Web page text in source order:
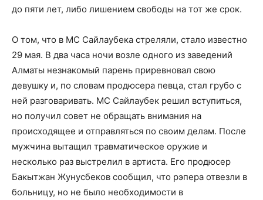
до пяти лет, либо лишением свободы на тот же срок.
О том, что в МС Сайлаубека стреляли, стало известно
29 мая. В два часа ночи возле одного из заведений
Алматы незнакомый парень приревновал свою
девушку и, по словам продюсера певца, стал грубо с
ней разговаривать. МС Сайлаубек решил вступиться,
но получил совет не обращать внимания на
происходящее и отправляться по своим делам. После
мужчина вытащил травматическое оружие и
несколько раз выстрелил в артиста. Его продюсер
Бакытжан Жунусбеков сообщил, что рэпера отвезли в
больницу, но не было необходимости в